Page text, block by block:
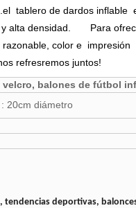
tablero de dardos inflable
alta densidad.
Para
razonable, color e impresión
refresremos juntos!
balones de fútbol
20cm diámetro
tendencias deportivas,